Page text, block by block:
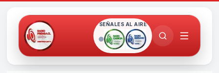
SEÑALES AL AIRE